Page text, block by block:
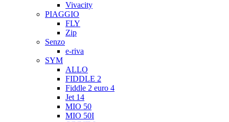
Vivacity
PIAGGIO
FLY
Zip
Senzo
e-riva
SYM
ALLO
FIDDLE 2
Fiddle 2 euro 4
Jet 14
MIO 50
MIO 50I